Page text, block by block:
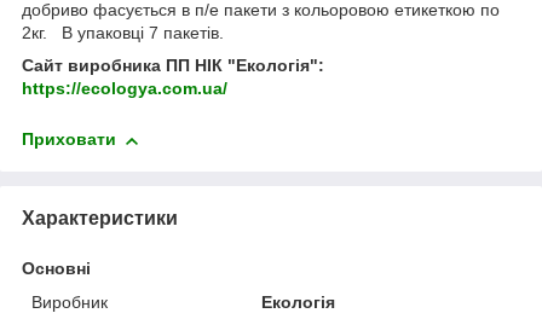
добриво фасується в п/е пакети з кольоровою етикеткою по
2кг. В упаковці 7 пакетів.
Сайт виробника ПП НІК "Екологія":
https://ecologya.com.ua/
Приховати
Характеристики
Основні
Виробник
Екологія